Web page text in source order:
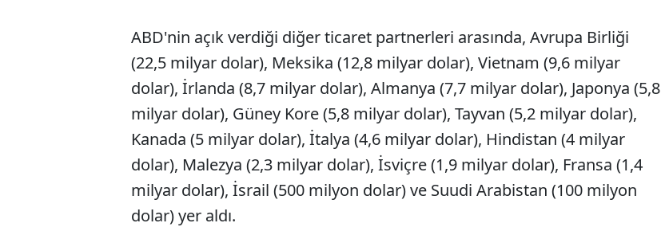
ABD'nin açık verdiği diğer ticaret partnerleri arasında, Avrupa Birliği
(22,5 milyar dolar), Meksika (12,8 milyar dolar), Vietnam (9,6 milyar
dolar), İrlanda (8,7 milyar dolar), Almanya (7,7 milyar dolar), Japonya (5,8
milyar dolar), Güney Kore (5,8 milyar dolar), Tayvan (5,2 milyar dolar),
Kanada (5 milyar dolar), İtalya (4,6 milyar dolar), Hindistan (4 milyar
dolar), Malezya (2,3 milyar dolar), İsviçre (1,9 milyar dolar), Fransa (1,4
milyar dolar), İsrail (500 milyon dolar) ve Suudi Arabistan (100 milyon
dolar) yer aldı.